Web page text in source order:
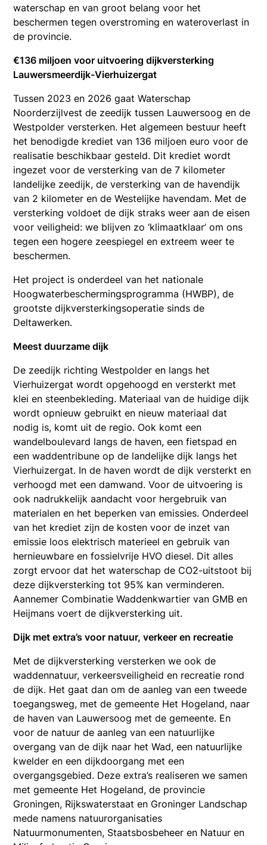
waterschap en van groot belang voor het
beschermen tegen overstroming en wateroverlast in
de provincie.
€136 miljoen voor uitvoering dijkversterking
Lauwersmeerdijk-Vierhuizergat
Tussen 2023 en 2026 gaat Waterschap
Noorderzijlvest de zeedijk tussen Lauwersoog en de
Westpolder versterken. Het algemeen bestuur heeft
het benodigde krediet van 136 miljoen euro voor de
realisatie beschikbaar gesteld. Dit krediet wordt
ingezet voor de versterking van de 7 kilometer
landelijke zeedijk, de versterking van de havendijk
van 2 kilometer en de Westelijke havendam. Met de
versterking voldoet de dijk straks weer aan de eisen
voor veiligheid: we blijven zo ‘klimaatklaar’ om ons
tegen een hogere zeespiegel en extreem weer te
beschermen.
Het project is onderdeel van het nationale
Hoogwaterbeschermingsprogramma (HWBP), de
grootste dijkversterkingsoperatie sinds de
Deltawerken.
Meest duurzame dijk
De zeedijk richting Westpolder en langs het
Vierhuizergat wordt opgehoogd en versterkt met
klei en steenbekleding. Materiaal van de huidige dijk
wordt opnieuw gebruikt en nieuw materiaal dat
nodig is, komt uit de regio. Ook komt een
wandelboulevard langs de haven, een fietspad en
een waddentribune op de landelijke dijk langs het
Vierhuizergat. In de haven wordt de dijk versterkt en
verhoogd met een damwand. Voor de uitvoering is
ook nadrukkelijk aandacht voor hergebruik van
materialen en het beperken van emissies. Onderdeel
van het krediet zijn de kosten voor de inzet van
emissie loos elektrisch materieel en gebruik van
hernieuwbare en fossielvrije HVO diesel. Dit alles
zorgt ervoor dat het waterschap de CO2-uitstoot bij
deze dijkversterking tot 95% kan verminderen.
Aannemer Combinatie Waddenkwartier van GMB en
Heijmans voert de dijkversterking uit.
Dijk met extra’s voor natuur, verkeer en recreatie
Met de dijkversterking versterken we ook de
waddennatuur, verkeersveiligheid en recreatie rond
de dijk. Het gaat dan om de aanleg van een tweede
toegangsweg, met de gemeente Het Hogeland, naar
de haven van Lauwersoog met de gemeente. En
voor de natuur de aanleg van een natuurlijke
overgang van de dijk naar het Wad, een natuurlijke
kwelder en een dijkdoorgang met een
overgangsgebied. Deze extra’s realiseren we samen
met gemeente Het Hogeland, de provincie
Groningen, Rijkswaterstaat en Groninger Landschap
mede namens natuurorganisaties
Natuurmonumenten, Staatsbosbeheer en Natuur en